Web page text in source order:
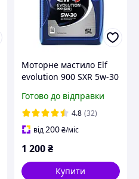
Моторне мастило Elf
evolution 900 SXR 5w-30
Готово до відправки
4.8 (32)
від 200₴/міс
1 200₴
Купити